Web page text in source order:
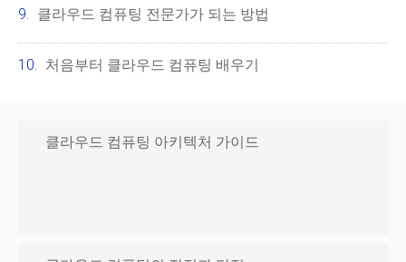
클라우드 컴퓨팅 전문가가 되는 방법
처음부터 클라우드 컴퓨팅 배우기
클라우드 컴퓨팅 아키텍처 가이드